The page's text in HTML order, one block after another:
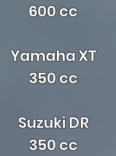
600 cc
Yamaha XT
350 cc
Suzuki DR
350 cc